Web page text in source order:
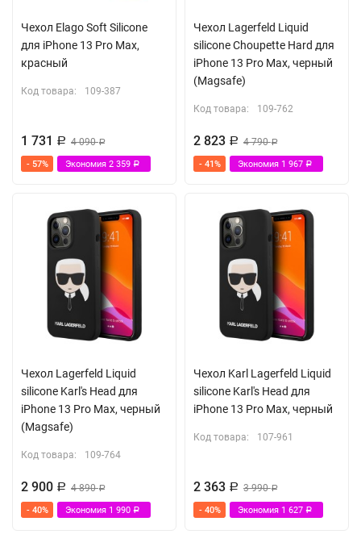
Чехол Elago Soft Silicone
для iPhone 13 Pro Max,
красный
Код товара: 109-387
1 731 Р 4 090Р
- 57% Экономия 2 359 Р
Чехол Lagerfeld Liquid
silicone Choupette Hard для
iPhone 13 Pro Max, черный
(Magsafe)
Код товара: 109-762
2 823 Р 4 790Р
- 41% Экономия 1 967 Р
Чехол Lagerfeld Liquid
silicone Karl's Head для
iPhone 13 Pro Max, черный
(Magsafe)
Код товара: 109-764
2 900 Р 4 890Р
- 40% Экономия 1 990 Р
Чехол Karl Lagerfeld Liquid
silicone Karl's Head для
iPhone 13 Pro Max, черный
Код товара: 107-961
2 363 Р 3 990Р
- 40% Экономия 1 627 Р